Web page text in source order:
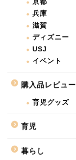
京都
兵庫
滋賀
ディズニー
USJ
イベント
購入品レビュー
育児グッズ
育児
暮らし